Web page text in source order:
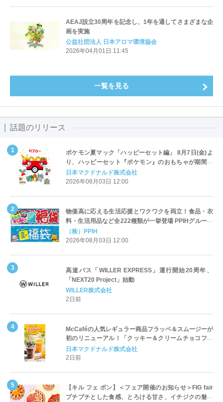
AEAJ設立30周年を記念し、1年を通してさまざまな企
画を実施
公益社団法人 日本アロマ環境協会
2026年04月01日 11:45
一覧を見る
話題のリリース
ポケモン夏マック「ハッピーセット編」 8月7日(金)よ
り、ハッピーセット『ポケモン』のおもちゃが期間限
定登場
日本マクドナルド株式会社
2026年08月03日 12:00
物価高に応える生活応援とワクワクを両立！食品・衣
料・生活用品など全222種類が一挙登場 PPIHグループ
「夏福袋」＆セール 8月6日(木)より順次スタート
（株）PPIH
2026年08月03日 12:00
高速バス「WILLER EXPRESS」運行開始20周年、
「NEXT20 Project」始動
WILLER株式会社
2日前
McCaféの人気レギュラー商品フラッペ＆スムージーが
初のリニューアル！「クッキー＆クリームチョコフラ
ッペ」「マンゴースムージー」8月5日（水）から販売
開始
日本マクドナルド株式会社
2日前
【キル フェ ボン】＜フェア開催のお知らせ＞FIG fair
プチプチとした食感、とろける甘さ、イチジクの魅力